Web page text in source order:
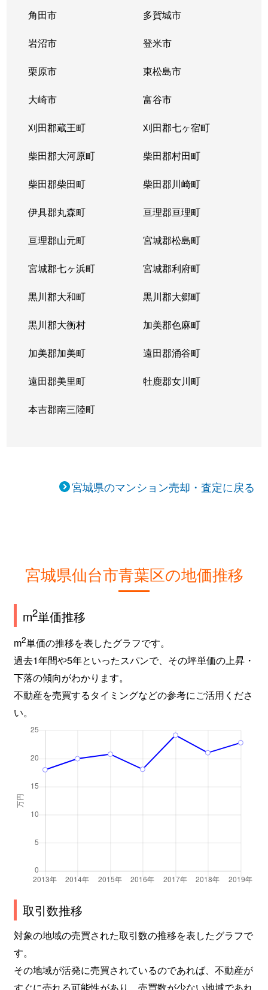
柏木
2,800万円
北四番丁
柏木
1,900万円
北四番丁
柏木
北四番丁
柏木
北四番丁
柏木
2,000万円
北四番丁
柏木
4,500万円
北四番丁
柏木
1,200万円
北四番丁
柏木
4,800万円
北四番丁
春日町
4,200万円
勾当台公園
春日町
4,700万円
勾当台公園
春日町
1,900万円
勾当台公園
春日町
勾当台公園
片平
1,700万円
大町西公園
片平
2,800万円
大町西公園
片平
花壇
1,400万円
大町西公園
花壇
上杉
2,200万円
上杉
1,800万円
上杉
3,400万円
北四番丁
上杉
2,000万円
北四番丁
上杉
450万円
北四番丁
上杉
上杉
上杉
上杉
4,600万円
北四番丁
上杉
上杉
3,100万円
北四番丁
上杉
角田市 多賀城市
岩沼市 登米市
栗原市 東松島市
大崎市 富谷市
刈田郡蔵王町 刈田郡七ヶ宿町
柴田郡大河原町 柴田郡村田町
柴田郡柴田町 柴田郡川崎町
伊具郡丸森町 亘理郡亘理町
亘理郡山元町 宮城郡松島町
宮城郡七ヶ浜町 宮城郡利府町
黒川郡大和町 黒川郡大郷町
黒川郡大衡村 加美郡色麻町
加美郡加美町 遠田郡涌谷町
遠田郡美里町 牡鹿郡女川町
本吉郡南三陸町
宮城県のマンション売却・査定に戻る
宮城県仙台市青葉区の地価推移
m2単価推移
m2単価の推移を表したグラフです。
過去1年間や5年といったスパンで、その坪単価の上昇・
下落の傾向がわかります。
不動産を売買するタイミングなどの参考にご活用くださ
い。
取引数推移
対象の地域の売買された取引数の推移を表したグラフで
す。
その地域が活発に売買されているのであれば、不動産が